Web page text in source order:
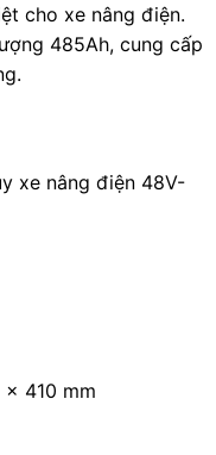
cho xe nâng điện.
485Ah, cung cấp
xe nâng điện 48V-
x 410 mm